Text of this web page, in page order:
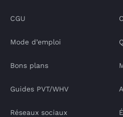
CGU
Mode d’emploi
Bons plans
Guides PVT/WHV
Réseaux sociaux